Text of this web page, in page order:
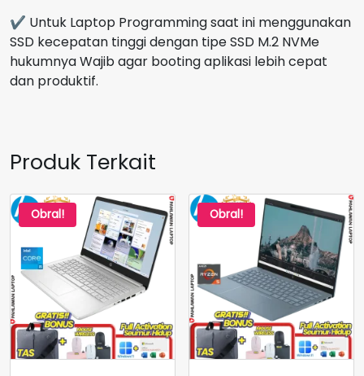
✔ Untuk Laptop Programming saat ini menggunakan
SSD kecepatan tinggi dengan tipe SSD M.2 NVMe
hukumnya Wajib agar booting aplikasi lebih cepat
dan produktif.
Produk Terkait
Obral! Obral!